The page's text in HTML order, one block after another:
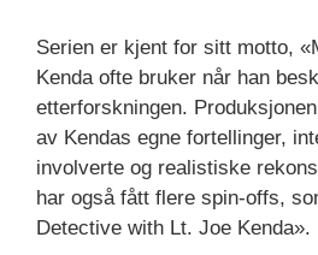
Serien er kjent for sitt motto,
Kenda ofte bruker når han
etterforskningen.
av Kendas egne fortellinger,
involverte og realistiske
har også fått flere spin-offs,
Detective with Lt. Joe Kenda».